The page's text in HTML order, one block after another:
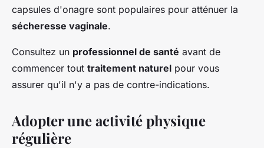
capsules d'onagre sont populaires pour atténuer la
sécheresse vaginale.
Consultez un professionnel de santé avant de
commencer tout traitement naturel pour vous
assurer qu'il n'y a pas de contre-indications.
Adopter une activité physique
régulière